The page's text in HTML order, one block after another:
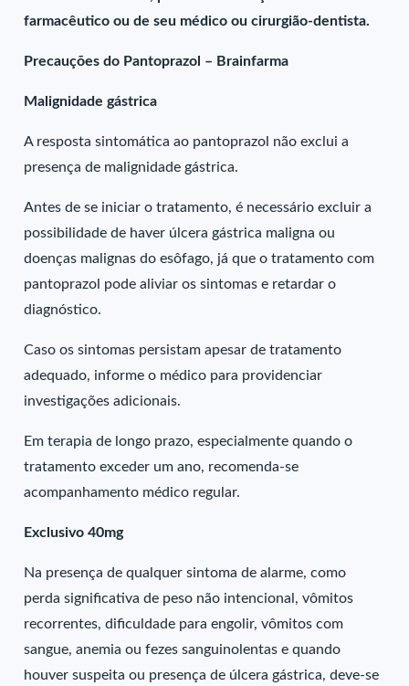
farmacêutico ou de seu médico ou cirurgião-dentista.
Precauções do Pantoprazol – Brainfarma
Malignidade gástrica
A resposta sintomática ao pantoprazol não exclui a
presença de malignidade gástrica.
Antes de se iniciar o tratamento, é necessário excluir a
possibilidade de haver úlcera gástrica maligna ou
doenças malignas do esôfago, já que o tratamento com
pantoprazol pode aliviar os sintomas e retardar o
diagnóstico.
Caso os sintomas persistam apesar de tratamento
adequado, informe o médico para providenciar
investigações adicionais.
Em terapia de longo prazo, especialmente quando o
tratamento exceder um ano, recomenda-se
acompanhamento médico regular.
Exclusivo 40mg
Na presença de qualquer sintoma de alarme, como
perda significativa de peso não intencional, vômitos
recorrentes, dificuldade para engolir, vômitos com
sangue, anemia ou fezes sanguinolentas e quando
houver suspeita ou presença de úlcera gástrica, deve-se